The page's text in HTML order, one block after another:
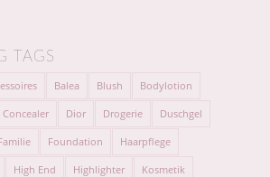
TAGS
Balea Blush Bodylotion
Concealer Dior Drogerie Duschgel
Foundation Haarpflege
High End Highlighter Kosmetik